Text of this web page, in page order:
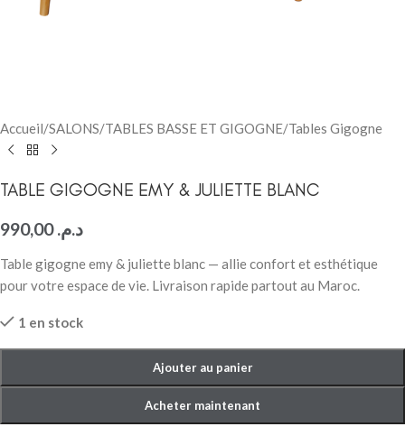
Accueil/SALONS/TABLES BASSE ET GIGOGNE/Tables Gigogne
TABLE GIGOGNE EMY & JULIETTE BLANC
د.م.990,00
Table gigogne emy & juliette blanc — allie confort et esthétique
pour votre espace de vie. Livraison rapide partout au Maroc.
1 en stock
Ajouter au panier
Acheter maintenant